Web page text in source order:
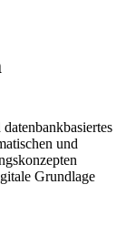
und
Grundlage